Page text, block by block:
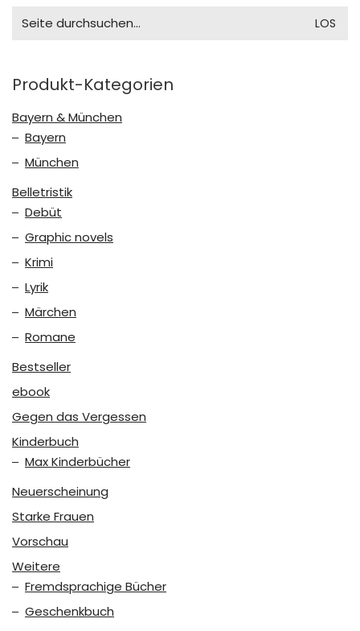
for:
Produkt-Kategorien
Bayern & München
Bayern
München
Belletristik
Debüt
Graphic novels
Krimi
Lyrik
Märchen
Romane
Bestseller
ebook
Gegen das Vergessen
Kinderbuch
Max Kinderbücher
Neuerscheinung
Starke Frauen
Vorschau
Weitere
Fremdsprachige Bücher
Geschenkbuch